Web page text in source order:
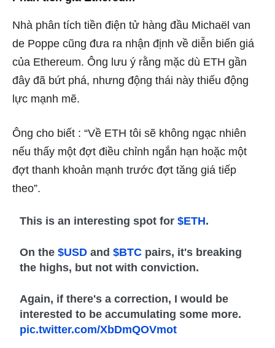
Nhà phân tích tiền điện tử hàng đầu Michaël van
de Poppe cũng đưa ra nhận định về diễn biến giá
của Ethereum. Ông lưu ý rằng mặc dù ETH gần
đây đã bứt phá, nhưng động thái này thiếu động
lực mạnh mẽ.
Ông cho biết : “Về ETH tôi sẽ không ngạc nhiên
nếu thấy một đợt điều chỉnh ngắn hạn hoặc một
đợt thanh khoản mạnh trước đợt tăng giá tiếp
theo”.
This is an interesting spot for$ETH.
On the$USD and$BTC pairs, it's breaking
the highs, but not with conviction.
Again, if there's a correction, I would be
interested to be accumulating some more.
pic.twitter.com/XbDmQOVmot